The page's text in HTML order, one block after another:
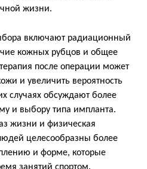
жизни.
включают радиационный
кожных рубцов и общее
после операции может
и увеличить вероятность
случаях обсуждают более
и выбору типа импланта.
жизни и физическая
целесообразны более
и форме, которые